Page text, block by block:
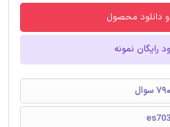
دانلود محصول
رایگان نمونه
790 سوال
es703